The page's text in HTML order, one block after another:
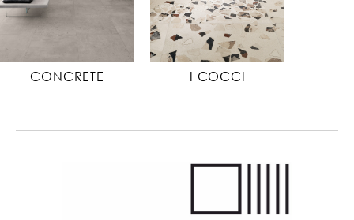
CONCRETE I COCCI